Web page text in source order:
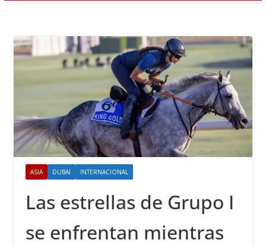
ASIA DUBAI INTERNACIONAL
Las estrellas de Grupo I
se enfrentan mientras